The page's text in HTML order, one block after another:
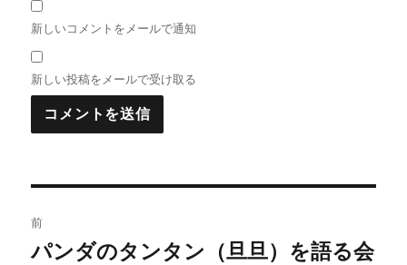
新しいコメントをメールで通知
新しい投稿をメールで受け取る
稿
前
前
パンダのタンタン（旦旦）を語る会